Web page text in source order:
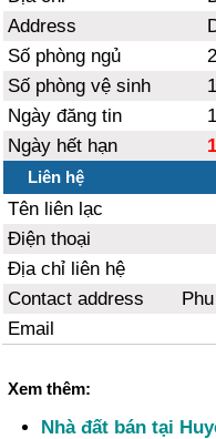
Address
Số phòng ngủ
2
Số phòng vệ sinh
1
Ngày đăng tin
Ngày hết hạn
Liên hệ
Tên liên lạc
Điện thoại
Địa chỉ liên hệ
Contact address
Email
Xem thêm:
Nhà đất bán tại